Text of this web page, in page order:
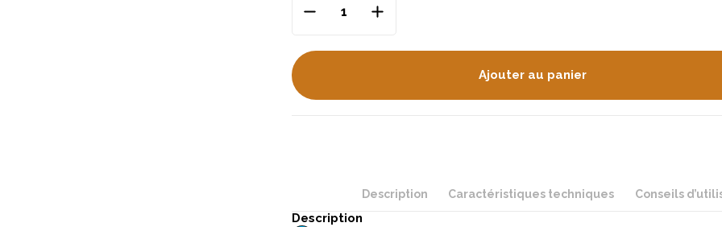
Ajouter au panier
Description Caractéristiques techniques Conseils
Description